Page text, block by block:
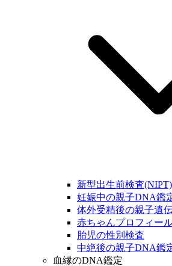
新型出生前検査(NIPT)
妊娠中の親子DNA鑑
体外受精後の親子遺
赤ちゃんプロフィー
胎児の性別検査
中絶後の親子DNA鑑
血縁のDNA鑑定